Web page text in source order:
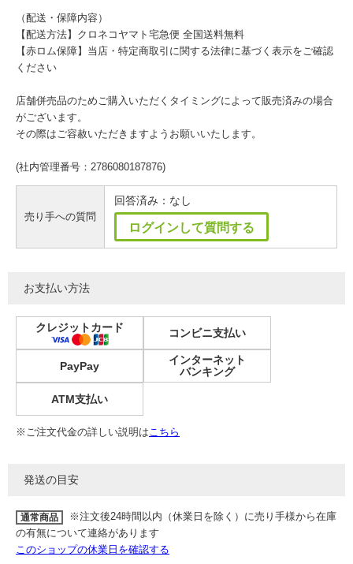
（配送・保障内容）
【配送方法】クロネコヤマト宅急便 全国送料無料
【赤ロム保障】当店・特定商取引に関する法律に基づく表示をご確認
ください
店舗併売品のためご購入いただくタイミングによって販売済みの場合
がございます。
その際はご容赦いただきますようお願いいたします。
(社内管理番号：2786080187876)
売り手への質問
回答済み：なし
ログインして質問する
お支払い方法
クレジットカード コンビニ支払い
PayPay
インターネット
バンキング
ATM支払い
※ご注文代金の詳しい説明はこちら
発送の目安
通常商品
※注文後24時間以内（休業日を除く）に売り手様から在庫
の有無について連絡があります
このショップの休業日を確認する